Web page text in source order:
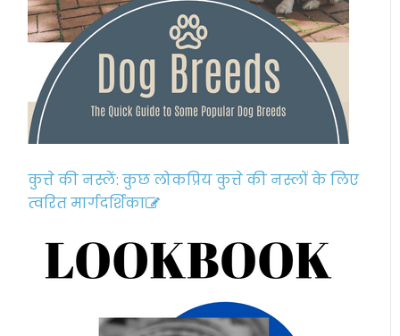
कुत्ते की नस्लें: कुछ लोकप्रिय कुत्ते की नस्लों के लिए
त्वरित मार्गदर्शिका